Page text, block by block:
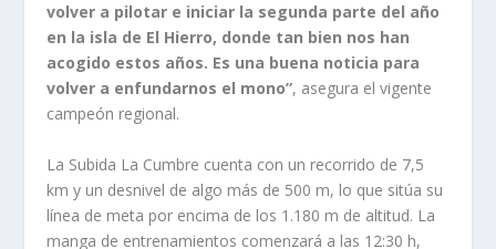
volver a pilotar e iniciar la segunda parte del año
en la isla de El Hierro, donde tan bien nos han
acogido estos años. Es una buena noticia para
volver a enfundarnos el mono”, asegura el vigente
campeón regional.
La Subida La Cumbre cuenta con un recorrido de 7,5
km y un desnivel de algo más de 500 m, lo que sitúa su
línea de meta por encima de los 1.180 m de altitud. La
manga de entrenamientos comenzará a las 12:30 h,